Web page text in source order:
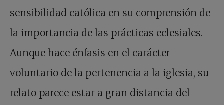
sensibilidad católica en su comprensión de
la importancia de las prácticas eclesiales.
Aunque hace énfasis en el carácter
voluntario de la pertenencia a la iglesia, su
relato parece estar a gran distancia del